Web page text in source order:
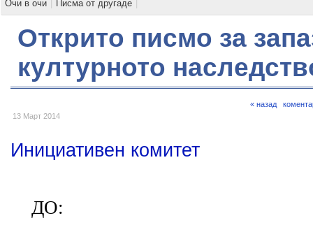
Очи в очи
Писма от другаде
Открито писмо за
културното
13 Март 2014
« назад
Инициативен комитет
ДО: